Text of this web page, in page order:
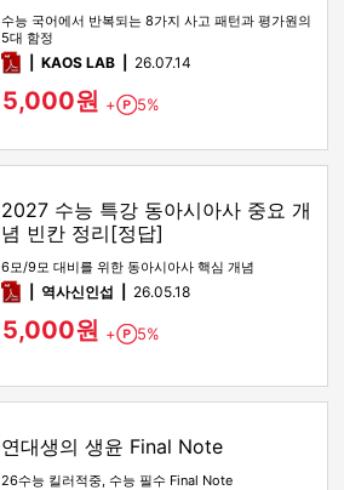
수능 국어에서 반복되는 8가지 사고 패턴과 평가원의
5대 함정
pdfKAOS LAB 26.07.14
5,000원 + Point
5%
2027 수능 특강 동아시아사 중요 개
념 빈칸 정리[정답]
6모/9모 대비를 위한 동아시아사 핵심 개념
pdf역사신인섭 26.05.18
5,000원 + Point
5%
연대생의 생윤 Final Note
26수능 킬러적중, 수능 필수 Final Note